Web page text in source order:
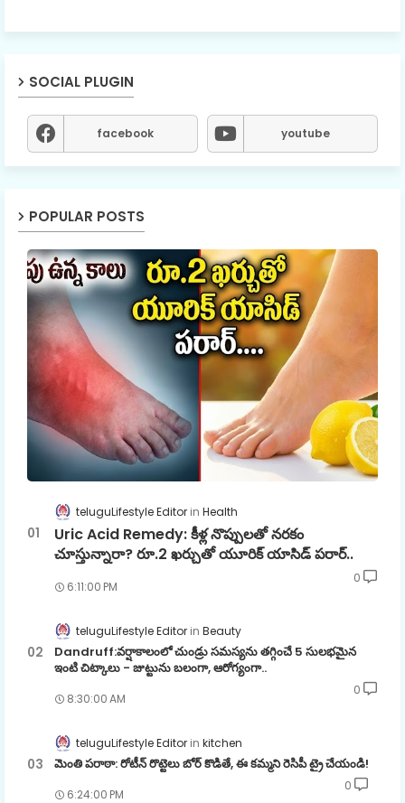
SOCIAL PLUGIN
facebook youtube
POPULAR POSTS
teluguLifestyle Editor Health
Uric Acid Remedy: కీళ్ల నొప్పులతో నరకం
చూస్తున్నారా? రూ.2 ఖర్చుతో యూరిక్ యాసిడ్ పరార్..
6:11:00 PM
0
teluguLifestyle Editor Beauty
Dandruff:వర్షాకాలంలో చుండ్రు సమస్యను తగ్గించే 5 సులభమైన
ఇంటి చిట్కాలు - జుట్టును బలంగా, ఆరోగ్యంగా..
8:30:00 AM
0
teluguLifestyle Editor kitchen
మెంతి పరాఠా: రోటీన్ రొట్టెలు బోర్ కొడితే, ఈ కమ్మని రెసిపీ ట్రై చేయండి!
6:24:00 PM
0